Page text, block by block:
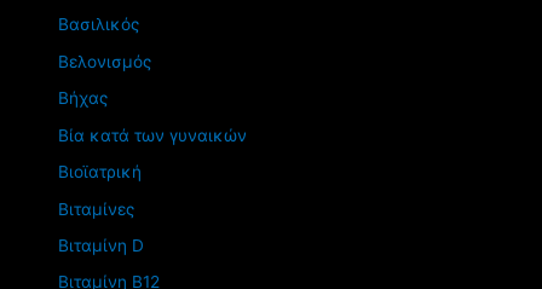
Βασιλικός
Βελονισμός
Βήχας
Βία κατά των γυναικών
Βιοϊατρική
Βιταμίνες
Βιταμίνη D
Βιταμίνη Β12